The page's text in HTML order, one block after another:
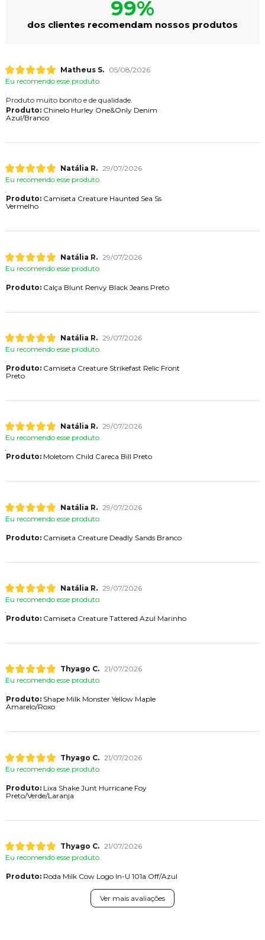
99%
dos clientes recomendam nossos produtos
Matheus S.
05/08/2026
Eu recomendo esse produto.
Produto muito bonito e de qualidade.
Produto:Chinelo Hurley One&Only Denim
Azul/Branco
Natália R. 29/07/2026
Eu recomendo esse produto.
Produto:Camiseta Creature Haunted Sea Ss
Vermelho
Natália R. 29/07/2026
Eu recomendo esse produto.
Produto:Calça Blunt Renvy Black Jeans Preto
Natália R. 29/07/2026
Eu recomendo esse produto.
Produto:Camiseta Creature Strikefast Relic Front
Preto
Natália R. 29/07/2026
Eu recomendo esse produto.
Produto:Moletom Child Careca Bill Preto
Natália R. 29/07/2026
Eu recomendo esse produto.
Produto:Camiseta Creature Deadly Sands Branco
Natália R. 29/07/2026
Eu recomendo esse produto.
Produto:Camiseta Creature Tattered Azul Marinho
Thyago C. 21/07/2026
Eu recomendo esse produto.
Produto:Shape Milk Monster Yellow Maple
Amarelo/Roxo
Thyago C. 21/07/2026
Eu recomendo esse produto.
Produto:Lixa Shake Junt Hurricane Foy
Preto/Verde/Laranja
Thyago C. 21/07/2026
Eu recomendo esse produto.
Produto:Roda Milk Cow Logo In-U 101a Off/Azul
Ver mais avaliações